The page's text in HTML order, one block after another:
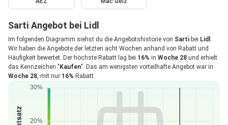
Sarti Angebot bei Lidl
Im folgenden Diagramm siehst du die Angebotshistorie von Sarti bei Lidl .
Wir haben die Angebote der letzten acht Wochen anhand von Rabatt und
Häufigkeit bewertet. Der höchste Rabatt lag bei 16% in Woche 28 und erhielt
das Kennzeichen " Kaufen". Das am wenigsten vorteilhafte Angebot war in
Woche 28, mit nur 16% Rabatt.